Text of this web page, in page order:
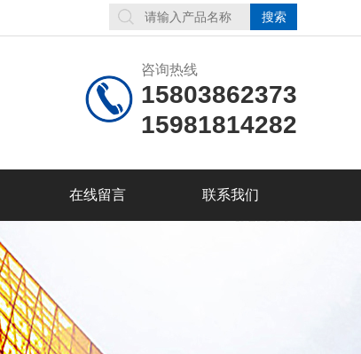
咨询热线
15803862373
15981814282
在线留言 联系我们